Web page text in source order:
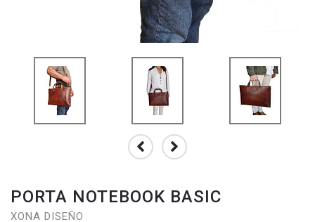
PORTA NOTEBOOK BASIC
XONA DISEÑO